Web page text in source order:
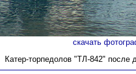
скачать
Катер-торпедолов "ТЛ-842" после